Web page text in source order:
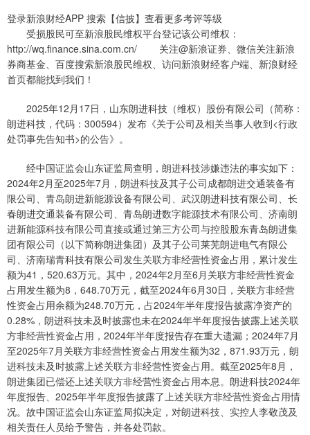
登录新浪财经APP 搜索【信披】查看更多考评等级
受损股民可至新浪股民维权平台登记该公司维权：
http://wq.finance.sina.com.cn/ 关注@新浪证券、微信关注新浪
券商基金、百度搜索新浪股民维权、访问新浪财经客户端、新浪财经
首页都能找到我们！
2025年12月17日，山东朗进科技（维权）股份有限公司（简称：
朗进科技，代码：300594）发布《关于公司及相关当事人收到<行政
处罚事先告知书>的公告》。
经中国证监会山东证监局查明，朗进科技涉嫌违法的事实如下：
2024年2月至2025年7月，朗进科技及其子公司成都朗进交通装备有
限公司、青岛朗进新能源设备有限公司、武汉朗进科技有限公司、长
春朗进交通装备有限公司、青岛朗进数字能源技术有限公司、济南朗
进新能源科技有限公司直接或通过第三方公司与控股股东青岛朗进集
团有限公司（以下简称朗进集团）及其子公司莱芜朗进电气有限公
司、济南瑞青科技有限公司发生关联方非经营性资金占用，累计发生
额为41，520.63万元。其中，2024年2月至6月关联方非经营性资金
占用发生额为8，648.70万元，截至2024年6月30日，关联方非经营
性资金占用余额为248.70万元，占2024年半年度报告披露净资产的
0.28%，朗进科技未及时披露也未在2024年半年度报告披露上述关联
方非经营性资金占用，2024年半年度报告存在重大遗漏；2024年7月
至2025年7月关联方非经营性资金占用发生额为32，871.93万元，朗
进科技未及时披露上述关联方非经营性资金占用。截至2025年8月，
朗进集团已偿还上述关联方非经营性资金占用本息。朗进科技2024年
年度报告、2025年半年度报告披露了上述关联方非经营性资金占用情
况。故中国证监会山东证监局拟决定，对朗进科技、实控人李敬茂及
相关责任人员给予警告，并各处罚款。